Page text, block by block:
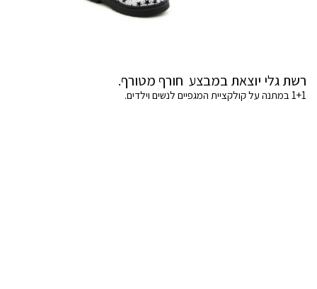
רשת גלי יוצאת במבצע חורף מטורף.
1+1 במתנה על קולקציית המגפיים לנשים וילדים.